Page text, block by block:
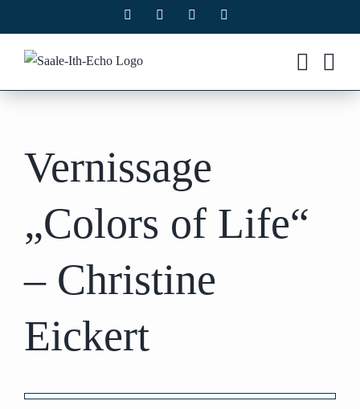
Inhalt
springen
Facebook Instagram
Vernissage
„Colors of Life“
– Christine
Eickert